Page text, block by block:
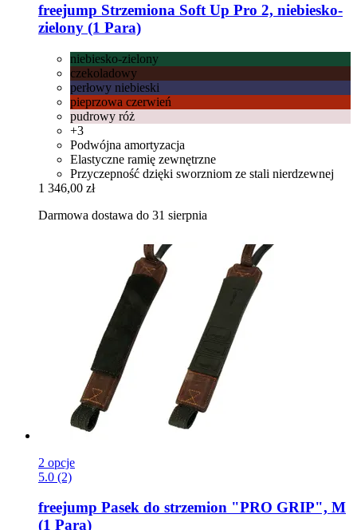
freejump Strzemiona Soft Up Pro 2, niebiesko-​
zielony (1 Para)
niebiesko-zielony
czekoladowy
perłowy niebieski
pieprzowa czerwień
pudrowy róż
+3
Podwójna amortyzacja
Elastyczne ramię zewnętrzne
Przyczepność dzięki sworzniom ze stali nierdzewnej
1 346,00 zł
Darmowa dostawa do 31 sierpnia
2 opcje
5.0 (2)
freejump Pasek do strzemion "PRO GRIP", M
(1 Para)